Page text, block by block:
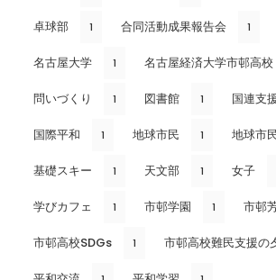
卓球部 1 合同活動成果報告会 1
名古屋大学 1 名古屋経済大学市邨高校
問いづくり 1 図書館 1 国連支
国際平和 1 地球市民 1 地球市
基礎スキー 1 天文部 1 女子
学びカフェ 1 市邨学園 1 市邨
市邨高校SDGs 1 市邨高校難民支援の